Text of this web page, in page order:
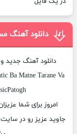
دانلود آهنگ
دانلود آهنگ جدید
Ba Matne Tarane Va
امروز برای شما
جاوید عزیز رو در